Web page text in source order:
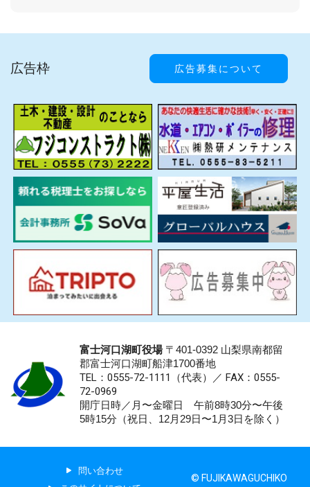
広告枠 広告募集について
富士河口湖町役場〒401-0392 山梨県南都留
郡富士河口湖町船津1700番地
TEL：0555-72-1111 （代表）／ FAX：0555-
72-0969
開庁日時／月〜金曜日 午前8時30分〜午後
5時15分（祝日、12月29日〜1月3日を除く）
問い合わせ
© FUJIKAWAGUCHIKO